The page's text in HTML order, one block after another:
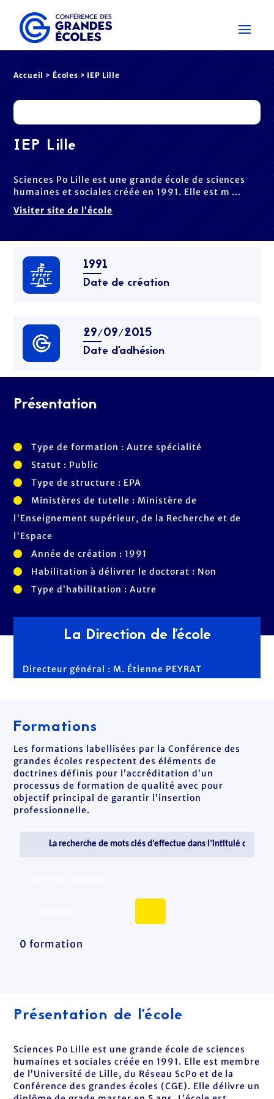
Accueil > Écoles > IEP Lille
IEP Lille
Sciences Po Lille est une grande école de sciences
humaines et sociales créée en 1991. Elle est m ...
Visiter site de l’école
1991
Date de création
29/09/2015
Date d’adhésion
Présentation
Type de formation : Autre spécialité
Statut : Public
Type de structure : EPA
Ministères de tutelle : Ministère de
l'Enseignement supérieur, de la Recherche et de
l'Espace
Année de création : 1991
Habilitation à délivrer le doctorat : Non
Type d’habilitation : Autre
La Direction de l'école
Directeur général : M. Étienne PEYRAT
Formations
Les formations labellisées par la Conférence des
grandes écoles respectent des éléments de
doctrines définis pour l’accréditation d’un
processus de formation de qualité avec pour
objectif principal de garantir l’insertion
professionnelle.
0 formation
Présentation de l'école
Sciences Po Lille est une grande école de sciences
humaines et sociales créée en 1991. Elle est membre
de l’Université de Lille, du Réseau ScPo et de la
Conférence des grandes écoles (CGE). Elle délivre un